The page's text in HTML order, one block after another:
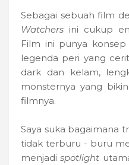
Sebagai sebuah film
Watchers ini cukup
Film ini punya
legenda peri yang
dark dan kelam,
monsternya yang
filmnya.
Saya suka bagaimana
tidak terburu - buru
menjadispotlight